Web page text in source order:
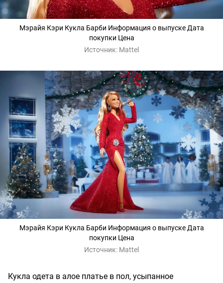
Мэрайя Кэри Кукла Барби Информация о выпуске Дата
покупки Цена
Источник: Mattel
Мэрайя Кэри Кукла Барби Информация о выпуске Дата
покупки Цена
Источник: Mattel
Кукла одета в алое платье в пол, усыпанное